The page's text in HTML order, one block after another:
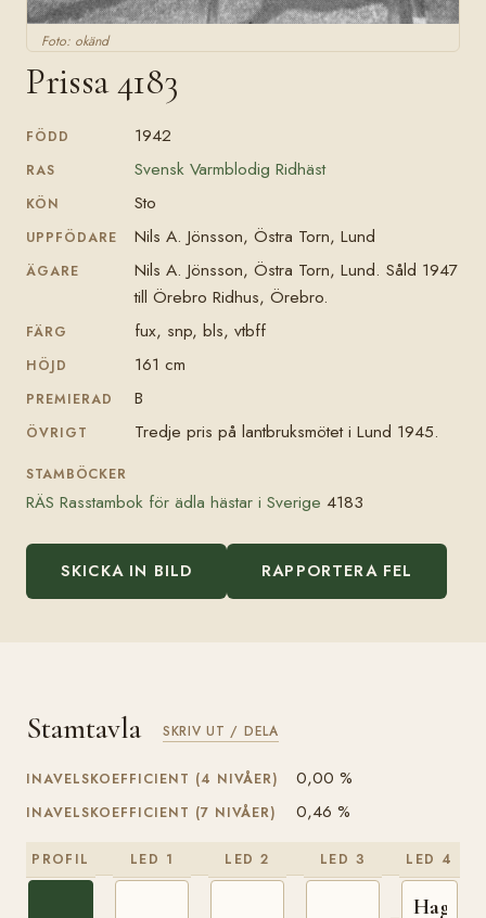
Foto: okänd
Prissa 4183
FÖDD 1942
RAS Svensk Varmblodig Ridhäst
KÖN Sto
UPPFÖDARE Nils A. Jönsson, Östra Torn, Lund
ÄGARE
Nils A. Jönsson, Östra Torn, Lund. Såld 1947
till Örebro Ridhus, Örebro.
FÄRG fux, snp, bls, vtbff
HÖJD 161 cm
PREMIERAD B
ÖVRIGT Tredje pris på lantbruksmötet i Lund 1945.
STAMBÖCKER
RÄS Rasstambok för ädla hästar i Sverige 4183
SKICKA IN BILD RAPPORTERA FEL
Stamtavla SKRIV UT / DELA
INAVELSKOEFFICIENT (4 NIVÅER) 0,00 %
INAVELSKOEFFICIENT (7 NIVÅER) 0,46 %
PROFIL LED 1 LED 2 LED 3 LED 4
Hagel